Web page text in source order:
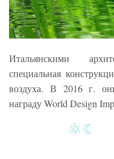
Итальянскими
специальная
воздуха. В 2016 г.
награду World Design